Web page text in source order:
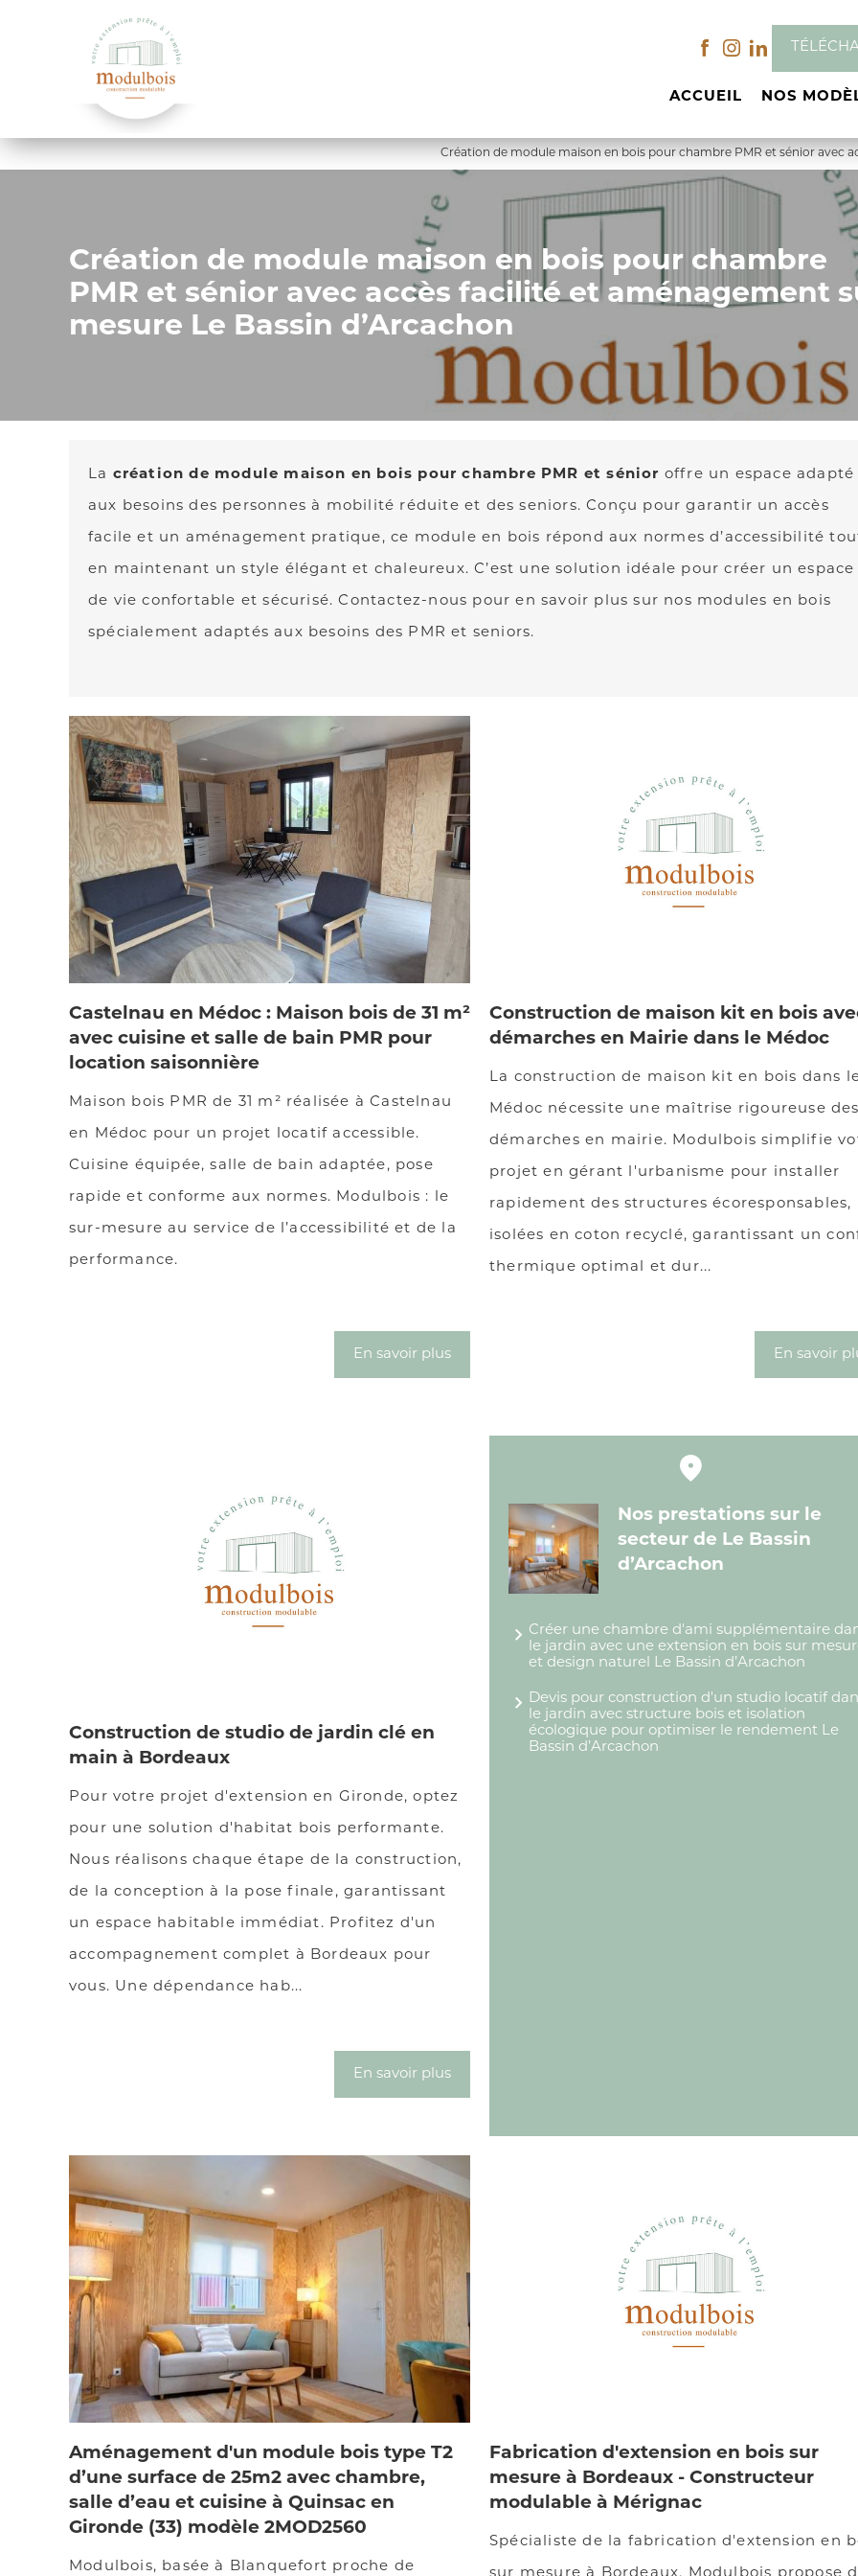
ACCUEIL NOS
Création de module maison en bois pour chambre PMR et sénior avec
Création de module maison en bois pour chambre
PMR et sénior avec accès facilité et aménagement
mesure Le Bassin d’Arcachon
La création de module maison en bois pour chambre PMR et sénior offre un espace adapté
aux besoins des personnes à mobilité réduite et des seniors. Conçu pour garantir un accès
facile et un aménagement pratique, ce module en bois répond aux normes d’accessibilité
en maintenant un style élégant et chaleureux. C’est une solution idéale pour créer un espace
de vie confortable et sécurisé. Contactez-nous pour en savoir plus sur nos modules en bois
spécialement adaptés aux besoins des PMR et seniors.
Castelnau en Médoc : Maison bois de 31 m²
avec cuisine et salle de bain PMR pour
location saisonnière
Maison bois PMR de 31 m² réalisée à Castelnau
en Médoc pour un projet locatif accessible.
Cuisine équipée, salle de bain adaptée, pose
rapide et conforme aux normes. Modulbois : le
sur-mesure au service de l’accessibilité et de la
performance.
En savoir plus
Construction de maison kit en bois
démarches en Mairie dans le Médoc
La construction de maison kit en bois dans
Médoc nécessite une maîtrise rigoureuse des
démarches en mairie. Modulbois simplifie
projet en gérant l'urbanisme pour installer
rapidement des structures écoresponsables,
isolées en coton recyclé, garantissant un
thermique optimal et dur...
En savoir
Construction de studio de jardin clé en
main à Bordeaux
Pour votre projet d'extension en Gironde, optez
pour une solution d'habitat bois performante.
Nous réalisons chaque étape de la construction,
de la conception à la pose finale, garantissant
un espace habitable immédiat. Profitez d'un
accompagnement complet à Bordeaux pour
vous. Une dépendance hab...
En savoir plus
Nos prestations sur le
secteur de Le Bassin
d’Arcachon
Créer une chambre d'ami supplémentaire
le jardin avec une extension en bois sur
et design naturel Le Bassin d’Arcachon
Devis pour construction d'un studio locatif
le jardin avec structure bois et isolation
écologique pour optimiser le rendement Le
Bassin d’Arcachon
Aménagement d'un module bois type T2
d’une surface de 25m2 avec chambre,
salle d’eau et cuisine à Quinsac en
Gironde (33) modèle 2MOD2560
Modulbois, basée à Blanquefort proche de
Fabrication d'extension en bois sur
mesure à Bordeaux - Constructeur
modulable à Mérignac
Spécialiste de la fabrication d'extension en